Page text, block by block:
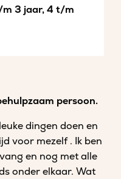
m 3 jaar, 4 t/m
persoon.
dingen doen en
voor mezelf . Ik ben
en nog met alle
onder elkaar. Wat